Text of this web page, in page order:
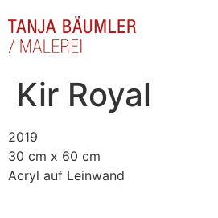
Kir Royal
2019
30 cm x 60 cm
Acryl auf Leinwand